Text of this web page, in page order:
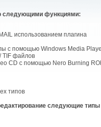
следующими функциями:
использованием плагина
с помощью Windows Media
TIF файлов
CD с помощью Nero Burning
типов
следующие типы